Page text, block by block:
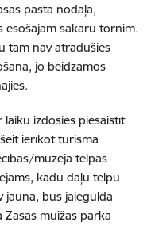
pasta nodaļa,
esošajam sakaru tornim.
tam nav atradušies
jo beidzamos
izdosies piesaistīt
ierīkot tūrisma
muzeja telpas
kādu daļu telpu
jauna, būs jāiegulda
muižas parka